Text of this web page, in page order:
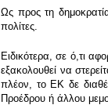
Ως προς τη
πολίτες.
Ειδικότερα, σε ό,τι
εξακολουθεί να
πλέον, το ΕΚ δε
Προέδρου ή άλλου